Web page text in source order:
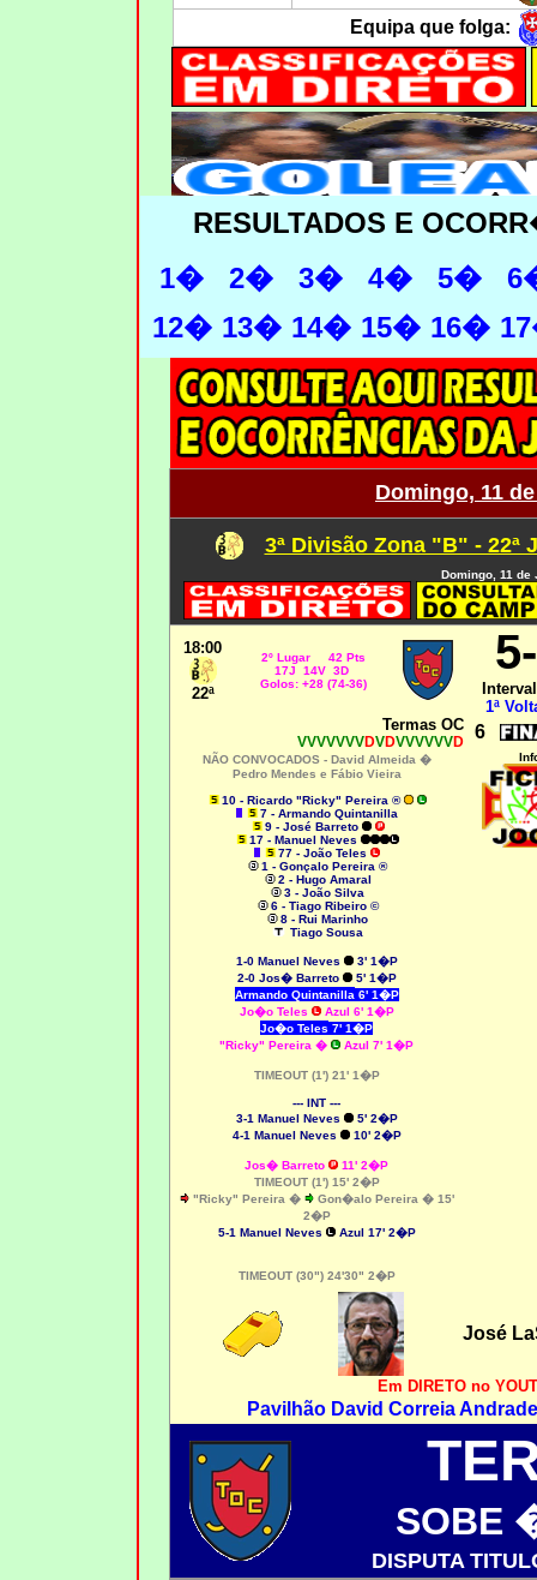
Equipa que folga:
RESULTADOS E
1�
2� 3� 4� 5�
12� 13� 14� 15� 16�
Domingo, 11
3ª Divisão Zona "B" - 22ª
Domingo, 11 de
18:00
22ª
2º Lugar 42 Pts
17J 14V 3D
Golos: +28 (74-36)
1ª
Termas OC
VVVVVVVDVDVVVVVVD 6
NÃO CONVOCADOS - David Almeida �
Pedro Mendes e Fábio Vieira
10 - Ricardo "Ricky" Pereira ®
7 - Armando Quintanilla
9 - José Barreto
17 - Manuel Neves
77 - João Teles
1 - Gonçalo Pereira ®
2 - Hugo Amaral
3 - João Silva
6 - Tiago Ribeiro ©
8 - Rui Marinho
Tiago Sousa
1-0 Manuel Neves
3' 1�P
2-0 Jos� Barreto
5' 1�P
Armando Quintanilla 6' 1�P
Jo�o Teles
Azul 6' 1�P
Jo�o Teles 7' 1�P
"Ricky" Pereira �
Azul 7' 1�P
TIMEOUT (1') 21' 1�P
--- INT ---
3-1 Manuel Neves
5' 2�P
4-1 Manuel Neves 10' 2�P
Jos� Barreto
11' 2�P
TIMEOUT (1') 15' 2�P
"Ricky" Pereira �
Gon�alo Pereira � 15'
2�P
5-1 Manuel Neves Azul 17' 2�P
TIMEOUT (30") 24'30" 2�P
José
Em DIRETO no
Pavilhão David Correia
SOBE
DISPUTA